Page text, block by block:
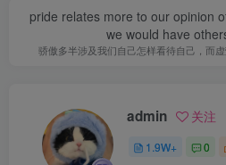
pride relates more to our opinion
we would have
骄傲多半涉及我们自己怎样看待自己，而
admin 关注
1.9W+ 0